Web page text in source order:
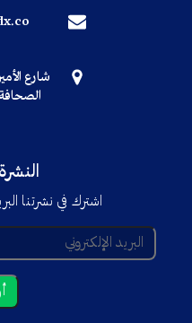
شارع
الصحافة،
اشترك في نشرتنا